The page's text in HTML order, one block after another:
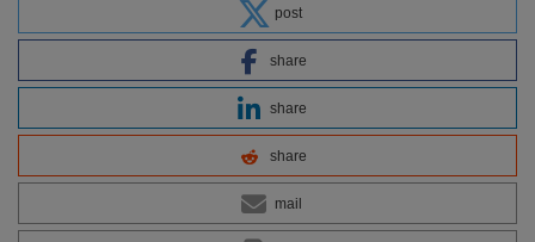
post
share
share
share
mail